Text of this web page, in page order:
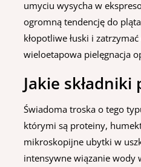
umyciu wysycha w
ogromną tendencję do
kłopotliwe łuski i
wieloetapowa pielęgnacja
Jakie
Świadoma troska o tego
którymi są proteiny,
mikroskopijne ubytki w
intensywne wiązanie wody